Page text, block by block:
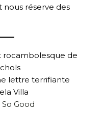
nous réserve des
rocambolesque de
lettre terrifiante
Villa
Good